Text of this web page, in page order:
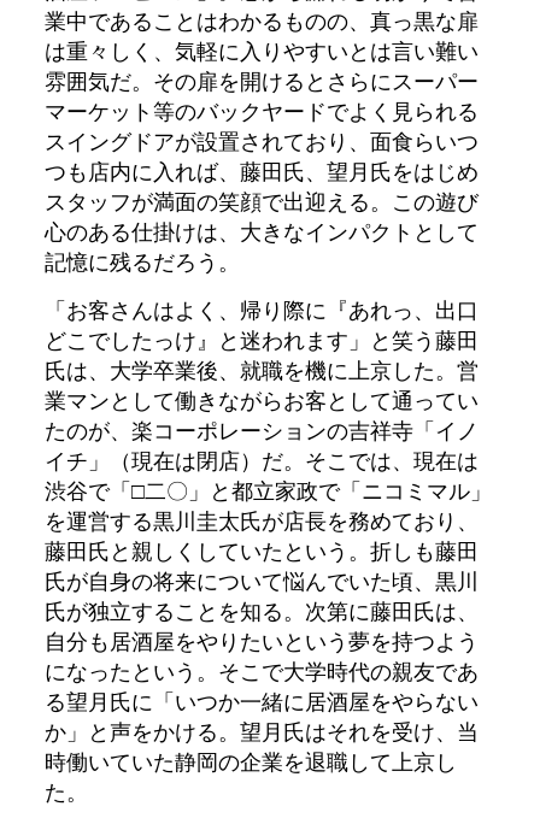
業中であることはわかるものの、真っ黒な扉
は重々しく、気軽に入りやすいとは言い難い
雰囲気だ。その扉を開けるとさらにスーパー
マーケット等のバックヤードでよく見られる
スイングドアが設置されており、面食らいつ
つも店内に入れば、藤田氏、望月氏をはじめ
スタッフが満面の笑顔で出迎える。この遊び
心のある仕掛けは、大きなインパクトとして
記憶に残るだろう。
「お客さんはよく、帰り際に『あれっ、出口
どこでしたっけ』と迷われます」と笑う藤田
氏は、大学卒業後、就職を機に上京した。営
業マンとして働きながらお客として通ってい
たのが、楽コーポレーションの吉祥寺「イノ
イチ」（現在は閉店）だ。そこでは、現在は
渋谷で「□二〇」と都立家政で「ニコミマル」
を運営する黒川圭太氏が店長を務めており、
藤田氏と親しくしていたという。折しも藤田
氏が自身の将来について悩んでいた頃、黒川
氏が独立することを知る。次第に藤田氏は、
自分も居酒屋をやりたいという夢を持つよう
になったという。そこで大学時代の親友であ
る望月氏に「いつか一緒に居酒屋をやらない
か」と声をかける。望月氏はそれを受け、当
時働いていた静岡の企業を退職して上京し
た。